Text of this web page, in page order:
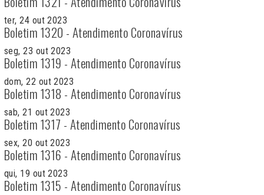
ter, 24 out 2023
Boletim 1320 - Atendimento Coronavírus
seg, 23 out 2023
Boletim 1319 - Atendimento Coronavírus
dom, 22 out 2023
Boletim 1318 - Atendimento Coronavírus
sab, 21 out 2023
Boletim 1317 - Atendimento Coronavírus
sex, 20 out 2023
Boletim 1316 - Atendimento Coronavírus
qui, 19 out 2023
Boletim 1315 - Atendimento Coronavírus